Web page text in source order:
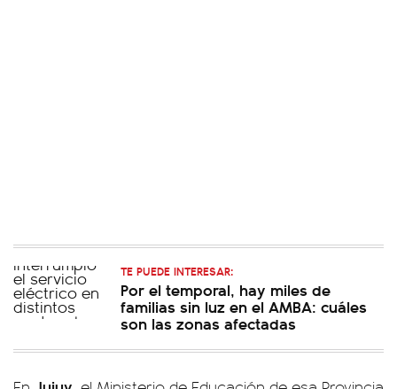
TE PUEDE INTERESAR:
Por el temporal, hay miles de
familias sin luz en el AMBA: cuáles
son las zonas afectadas